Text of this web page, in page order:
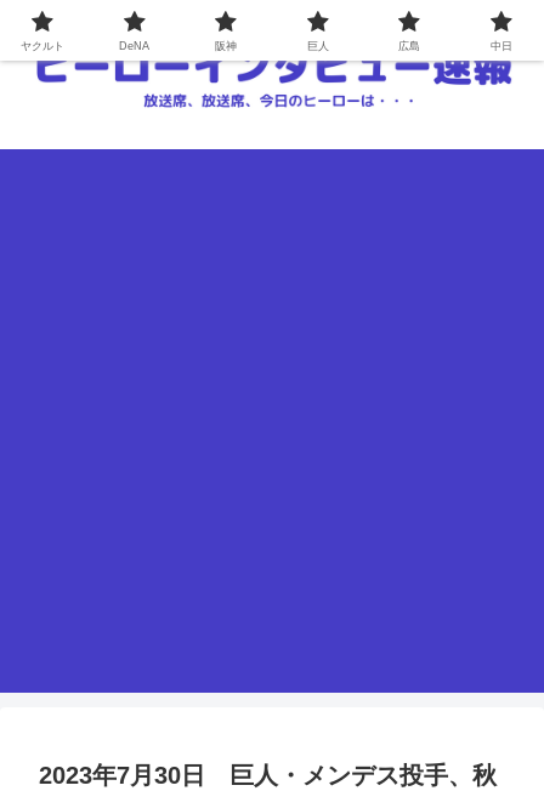
2023年7月30日 巨人・メンデス投手、秋
ヤクルト DeNA 阪神 巨人 広島 中日